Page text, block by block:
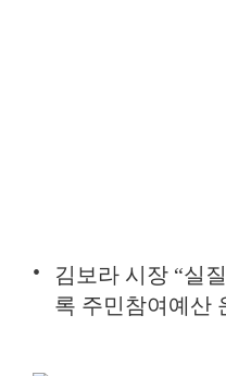
김보라 시장 “실
록 주민참여예산